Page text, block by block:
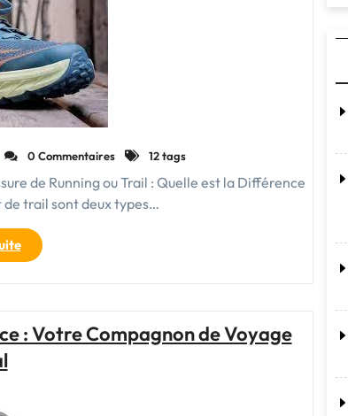
0 Commentaires 12 tags
de Running ou Trail : Quelle est la Différence
de trail sont deux types…
"Comment
Choisir
Entre
Running
: Votre Compagnon de Voyage